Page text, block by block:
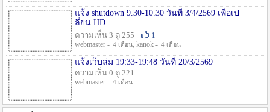
แจ้ง shutdown 9.30-10.30 วันที่ 3/4/2569 เพื่อเป
ลี่ยน HD
ความเห็น 3 ดู 255
1
webmaster - 4 เดือน, kanok - 4 เดือน
แจ้งเว็บล่ม 19:33-19:48 วันที่ 20/3/2569
ความเห็น 0 ดู 221
webmaster - 4 เดือน